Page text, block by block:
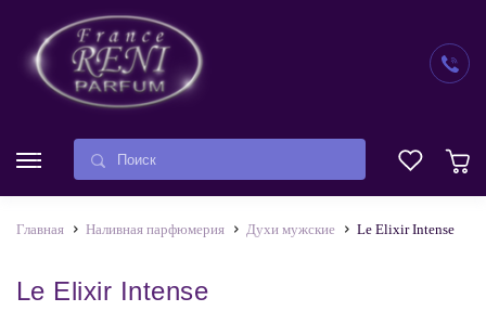
Главная Наливная парфюмерия Духи мужские Le Elixir Intense
Le Elixir Intense